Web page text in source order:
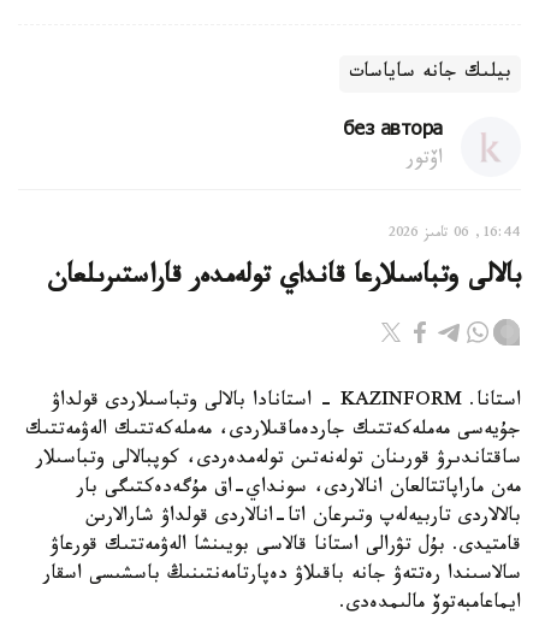
بيلىك جانە ساياسات
без автора
اۆتور
16:44, 06 تامىز 2026
بالالى وتباسىلارعا قانداي تولەمدەر قاراستىرىلعان
استانا. KAZINFORM - استانادا بالالى وتباسىلاردى قولداۋ
جۇيەسى مەملەكەتتىك جاردەماقىلاردى، مەملەكەتتىك الەۋمەتتىك
ساقتاندىرۋ قورىنان تولەنەتىن تولەمدەردى، كوپبالالى وتباسىلار
مەن ماراپاتتالعان انالاردى، سونداي-اق مۇگەدەكتىگى بار
بالالاردى تاربيەلەپ وتىرعان اتا-انالاردى قولداۋ شارالارىن
قامتيدى. بۇل تۋرالى استانا قالاسى بويىنشا الەۋمەتتىك قورعاۋ
سالاسىندا رەتتەۋ جانە باقىلاۋ دەپارتامەنتىنىڭ باسشىسى اسقار
ايماعامبەتوۆ مالىمدەدى.